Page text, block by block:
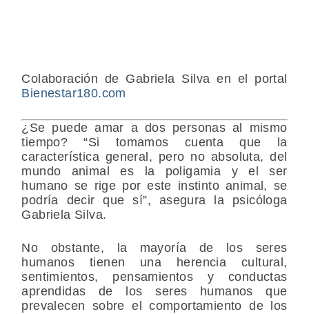
Colaboración de Gabriela Silva en el portal
Bienestar180.com
¿Se puede amar a dos personas al mismo
tiempo? “Si tomamos cuenta que la
característica general, pero no absoluta, del
mundo animal es la poligamia y el ser
humano se rige por este instinto animal, se
podría decir que sí”, asegura la psicóloga
Gabriela Silva.
No obstante, la mayoría de los seres
humanos tienen una herencia cultural,
sentimientos, pensamientos y conductas
aprendidas de los seres humanos que
prevalecen sobre el comportamiento de los